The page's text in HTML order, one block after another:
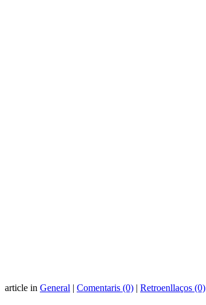
article in General | Comentaris (0) | Retroenllaços (0)